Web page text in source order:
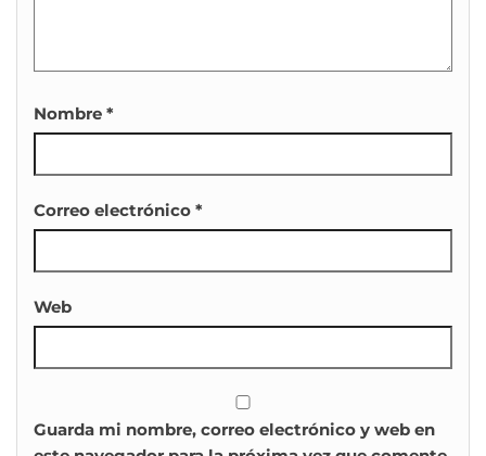
Nombre *
Correo electrónico *
Web
Guarda mi nombre, correo electrónico y web en